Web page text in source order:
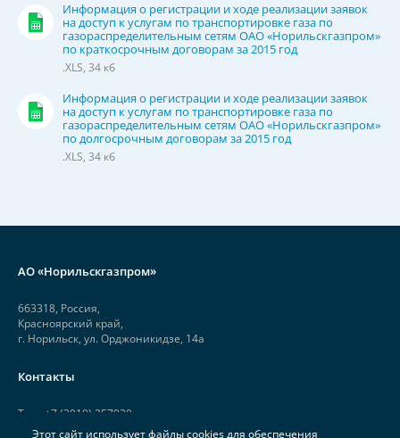
Информация о регистрации и ходе реализации заявок
на доступ к услугам по транспортировке газа по
газораспределительным сетям ОАО «Норильскгазпром»
по краткосрочным договорам за 2015 год
.XLS, 34 кб
Информация о регистрации и ходе реализации заявок
на доступ к услугам по транспортировке газа по
газораспределительным сетям ОАО «Норильскгазпром»
по долгосрочным договорам за 2015 год
.XLS, 34 кб
АО «Норильскгазпром»
663318, Россия,
Красноярский край,
г. Норильск, ул. Орджоникидзе, 14а
Контакты
Тел.: +7 (3919) 257920
Этот сайт использует файлы cookies для обеспечения